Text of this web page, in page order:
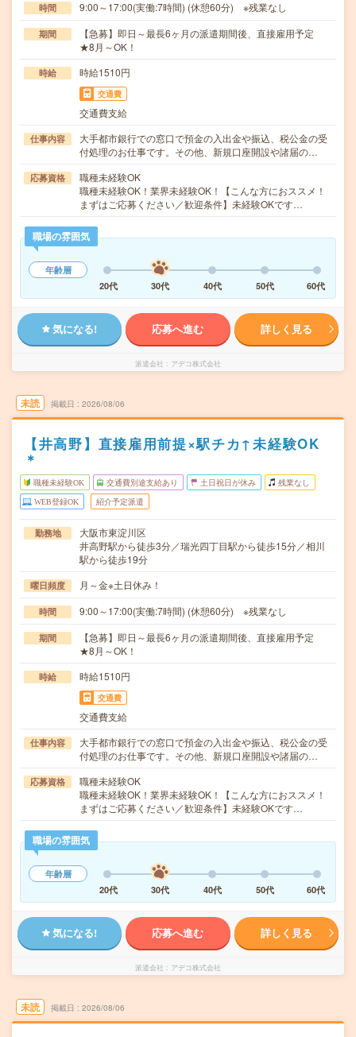
時間 9:00～17:00(実働:7時間) (休憩60分) ※残業なし
期間
【急募】即日～最長6ヶ月の派遣期間後、直接雇用予定
★8月～OK！
時給 時給1510円
交通費
交通費支給
仕事内容
大手都市銀行での窓口で預金の入出金や振込、税公金の受
付処理のお仕事です。その他、新規口座開設や諸届の…
応募資格
職種未経験OK
職種未経験OK！業界未経験OK！【こんな方におススメ！
まずはご応募ください／歓迎条件】未経験OKです…
職場の雰囲気
年齢層
20代
30代 40代 50代 60代
気になる! 応募へ進む 詳しく見る
派遣会社 アデコ株式会社
未読 掲載日 2026/08/06
【井高野】直接雇用前提×駅チカ↑未経験OK
＊
職種未経験OK 交通費別途支給あり 土日祝日が休み 残業なし
WEB登録OK 紹介予定派遣
勤務地
大阪市東淀川区
井高野駅から徒歩3分／瑞光四丁目駅から徒歩15分／相川
駅から徒歩19分
曜日頻度 月～金※土日休み！
時間 9:00～17:00(実働:7時間) (休憩60分) ※残業なし
期間
【急募】即日～最長6ヶ月の派遣期間後、直接雇用予定
★8月～OK！
時給 時給1510円
交通費
交通費支給
仕事内容
大手都市銀行での窓口で預金の入出金や振込、税公金の受
付処理のお仕事です。その他、新規口座開設や諸届の…
応募資格
職種未経験OK
職種未経験OK！業界未経験OK！【こんな方におススメ！
まずはご応募ください／歓迎条件】未経験OKです…
職場の雰囲気
年齢層
20代
30代 40代 50代 60代
気になる! 応募へ進む 詳しく見る
派遣会社 アデコ株式会社
未読 掲載日 2026/08/06